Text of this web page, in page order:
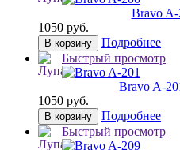
Bravo A-
1050 руб.
В корзину
Подробнее
Быстрый просмотр
Bravo A-
1050 руб.
В корзину
Подробнее
Быстрый просмотр